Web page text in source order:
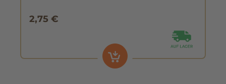
2,75 €